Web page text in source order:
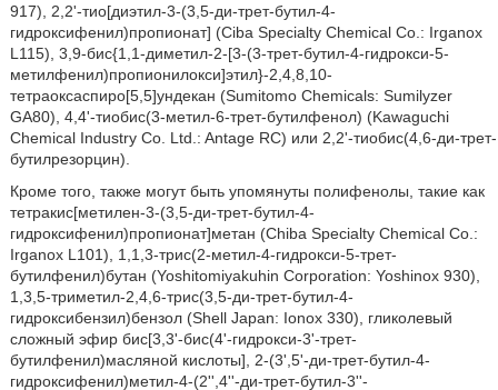
917), 2,2'-тио[диэтил-3-(3,5-ди-трет-бутил-4-
гидроксифенил)пропионат] (Ciba Specialty Chemical Co.: Irganox
L115), 3,9-бис{1,1-диметил-2-[3-(3-трет-бутил-4-гидрокси-5-
метилфенил)пропионилокси]этил}-2,4,8,10-
тетраоксаспиро[5,5]ундекан (Sumitomo Chemicals: Sumilyzer
GA80), 4,4'-тиобис(3-метил-6-трет-бутилфенол) (Kawaguchi
Chemical Industry Co. Ltd.: Antage RC) или 2,2'-тиобис(4,6-ди-трет-
бутилрезорцин).
Кроме того, также могут быть упомянуты полифенолы, такие как
тетракис[метилен-3-(3,5-ди-трет-бутил-4-
гидроксифенил)пропионат]метан (Chiba Specialty Chemical Co.:
Irganox L101), 1,1,3-трис(2-метил-4-гидрокси-5-трет-
бутилфенил)бутан (Yoshitomiyakuhin Corporation: Yoshinox 930),
1,3,5-триметил-2,4,6-трис(3,5-ди-трет-бутил-4-
гидроксибензил)бензол (Shell Japan: Ionox 330), гликолевый
сложный эфир бис[3,3'-бис(4'-гидрокси-3'-трет-
бутилфенил)масляной кислоты], 2-(3',5'-ди-трет-бутил-4-
гидроксифенил)метил-4-(2'',4''-ди-трет-бутил-3''-